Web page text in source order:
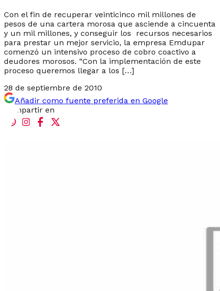
Con el fin de recuperar veinticinco mil millones de
pesos de una cartera morosa que asciende a cincuenta
y un mil millones, y conseguir los recursos necesarios
para prestar un mejor servicio, la empresa Emdupar
comenzó un intensivo proceso de cobro coactivo a
deudores morosos. “Con la implementación de este
proceso queremos llegar a los […]
28 de septiembre de 2010
Añadir como fuente preferida en Google
Compartir en